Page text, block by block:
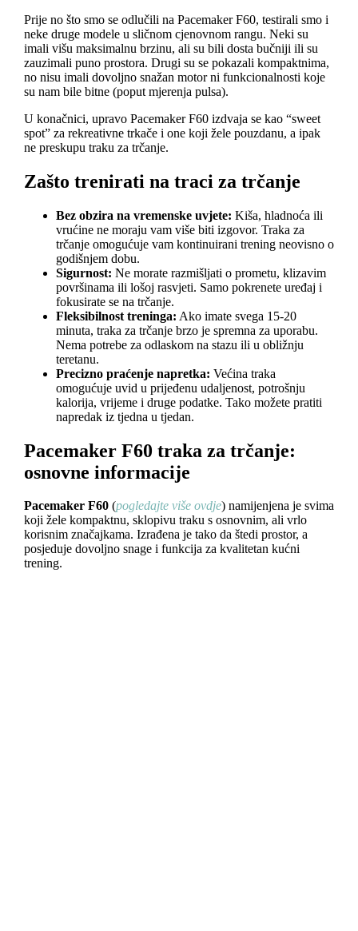
Prije no što smo se odlučili na Pacemaker F60, testirali smo i
neke druge modele u sličnom cjenovnom rangu. Neki su
imali višu maksimalnu brzinu, ali su bili dosta bučniji ili su
zauzimali puno prostora. Drugi su se pokazali kompaktnima,
no nisu imali dovoljno snažan motor ni funkcionalnosti koje
su nam bile bitne (poput mjerenja pulsa).
U konačnici, upravo Pacemaker F60 izdvaja se kao “sweet
spot” za rekreativne trkače i one koji žele pouzdanu, a ipak
ne preskupu traku za trčanje.
Zašto trenirati na traci za trčanje
Bez obzira na vremenske uvjete: Kiša, hladnoća ili
vrućine ne moraju vam više biti izgovor. Traka za
trčanje omogućuje vam kontinuirani trening neovisno o
godišnjem dobu.
Sigurnost: Ne morate razmišljati o prometu, klizavim
površinama ili lošoj rasvjeti. Samo pokrenete uređaj i
fokusirate se na trčanje.
Fleksibilnost treninga: Ako imate svega 15-20
minuta, traka za trčanje brzo je spremna za uporabu.
Nema potrebe za odlaskom na stazu ili u obližnju
teretanu.
Precizno praćenje napretka: Većina traka
omogućuje uvid u prijeđenu udaljenost, potrošnju
kalorija, vrijeme i druge podatke. Tako možete pratiti
napredak iz tjedna u tjedan.
Pacemaker F60 traka za trčanje:
osnovne informacije
Pacemaker F60(pogledajte više ovdje) namijenjena je svima
koji žele kompaktnu, sklopivu traku s osnovnim, ali vrlo
korisnim značajkama. Izrađena je tako da štedi prostor, a
posjeduje dovoljno snage i funkcija za kvalitetan kućni
trening.